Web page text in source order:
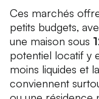
Ces marchés
petits budgets,
une maison sous
potentiel locatif y
moins liquides et
conviennent